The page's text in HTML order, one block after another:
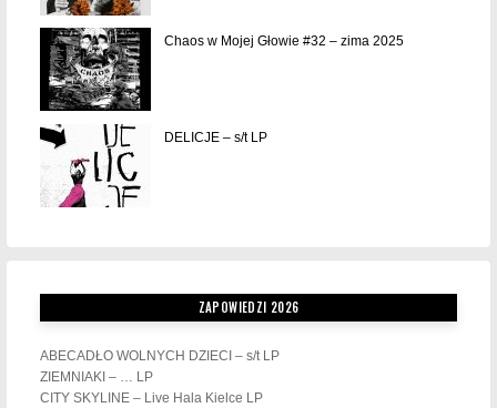
Chaos w Mojej Głowie #32 – zima 2025
DELICJE – s/t LP
ZAPOWIEDZI 2026
ABECADŁO WOLNYCH DZIECI – s/t LP
ZIEMNIAKI – … LP
CITY SKYLINE – Live Hala Kielce LP